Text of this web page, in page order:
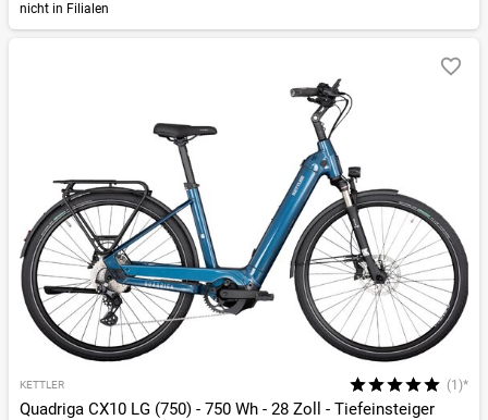
nicht in Filialen
KETTLER (1)*
Quadriga CX10 LG (750) - 750 Wh - 28 Zoll - Tiefeinsteiger